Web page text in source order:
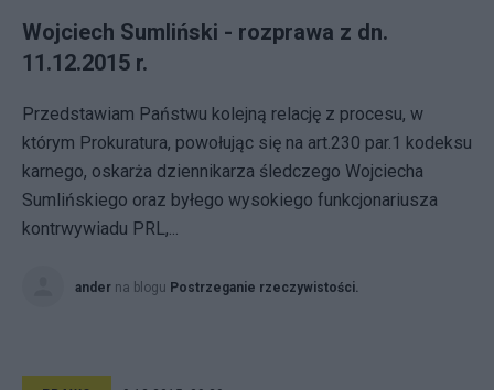
Wojciech Sumliński - rozprawa z dn.
11.12.2015 r.
Przedstawiam Państwu kolejną relację z procesu, w
którym Prokuratura, powołując się na art.230 par.1 kodeksu
karnego, oskarża dziennikarza śledczego Wojciecha
Sumlińskiego oraz byłego wysokiego funkcjonariusza
kontrwywiadu PRL,...
ander na blogu Postrzeganie rzeczywistości.